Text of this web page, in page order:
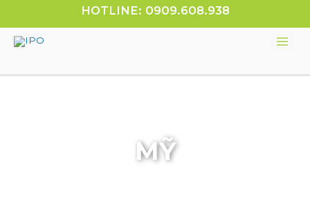
HOTLINE: 0909.608.938
MỸ